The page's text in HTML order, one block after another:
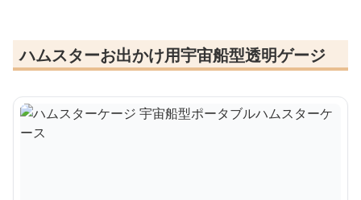
ハムスターお出かけ用宇宙船型透明ゲージ